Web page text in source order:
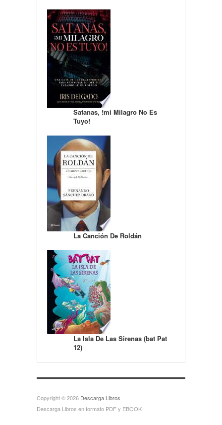
Satanas, !mi Milagro No Es
Tuyo!
La Canción De Roldán
La Isla De Las Sirenas (bat Pat
12)
Copyright © 2026 Descarga Libros
Descarga Libros en formato PDF y EBOOK